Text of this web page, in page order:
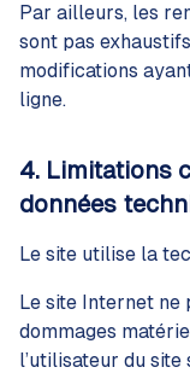
Par ailleurs, les
sont pas
modifications
ligne.
4. Limitations
données
Le site utilise la
Le site Internet ne
dommages
l’utilisateur du site